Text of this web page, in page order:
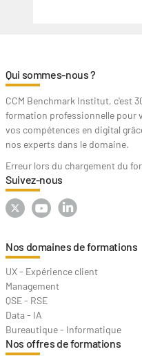
Qui sommes-nous ?
CCM Benchmark Institut, c'est
formation professionnelle pour
vos compétences en digital
nos experts dans le domaine.
Erreur lors du chargement du
Suivez-nous
Nos domaines de formations
UX - Expérience client
Management
QSE - RSE
Data - IA
Bureautique - Informatique
Nos offres de formations